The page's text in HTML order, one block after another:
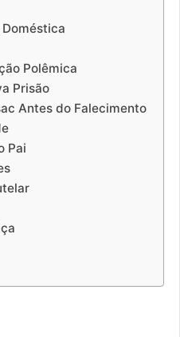
Polêmica
Prisão
Antes do Falecimento
Pai